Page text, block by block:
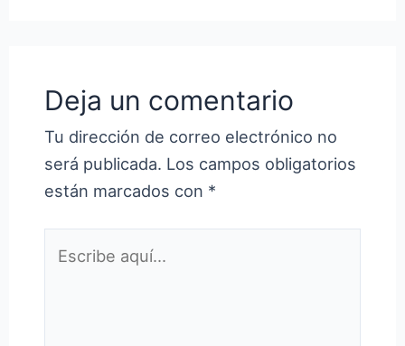
Deja un comentario
Tu dirección de correo electrónico no
será publicada. Los campos obligatorios
están marcados con *
aquí...